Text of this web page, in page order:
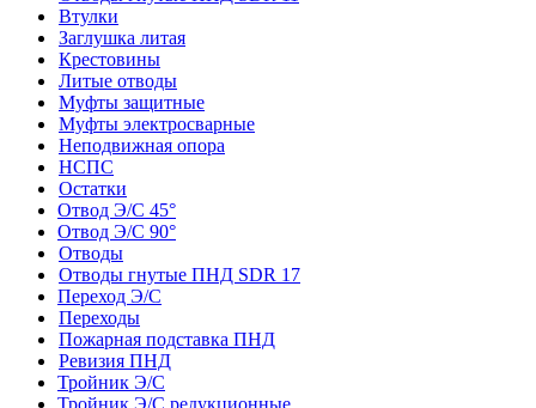
Втулки
Заглушка литая
Крестовины
Литые отводы
Муфты защитные
Муфты электросварные
Неподвижная опора
НСПС
Остатки
Отвод Э/С 45°
Отвод Э/С 90°
Отводы
Отводы гнутые ПНД SDR 17
Переход Э/С
Переходы
Пожарная подставка ПНД
Ревизия ПНД
Тройник Э/С
Тройник Э/С редукционные